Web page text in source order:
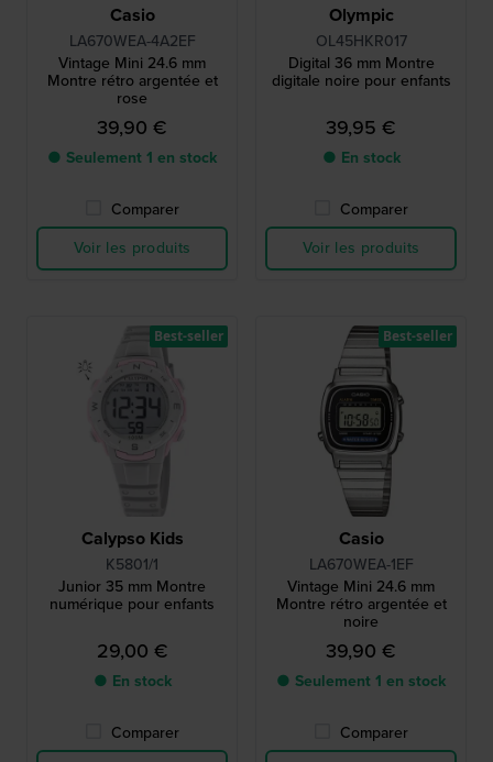
Casio
LA670WEA-4A2EF
Vintage Mini 24.6 mm
Montre rétro argentée et
rose
39,90 €
● Seulement 1 en stock
Comparer
Voir les produits
Olympic
OL45HKR017
Digital 36 mm Montre
digitale noire pour enfants
39,95 €
● En stock
Comparer
Voir les produits
Calypso Kids
K5801/1
Junior 35 mm Montre
numérique pour enfants
29,00 €
● En stock
Comparer
Best-seller
Casio
LA670WEA-1EF
Vintage Mini 24.6 mm
Montre rétro argentée et
noire
39,90 €
● Seulement 1 en stock
Comparer
Best-seller